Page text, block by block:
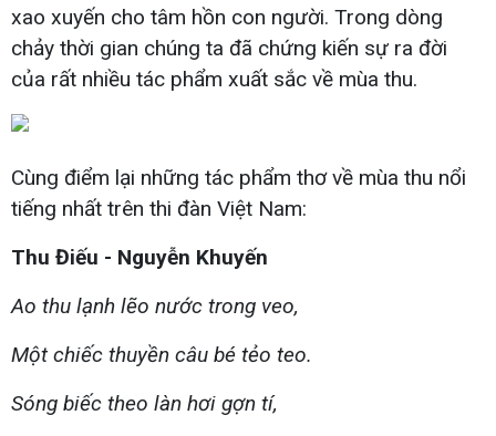
xao xuyến cho tâm hồn con người. Trong dòng
chảy thời gian chúng ta đã chứng kiến sự ra đời
của rất nhiều tác phẩm xuất sắc về mùa thu.
Cùng điểm lại những tác phẩm thơ về mùa thu nổi
tiếng nhất trên thi đàn Việt Nam:
Thu Điếu - Nguyễn Khuyến
Ao thu lạnh lẽo nước trong veo,
Một chiếc thuyền câu bé tẻo teo.
Sóng biếc theo làn hơi gợn tí,